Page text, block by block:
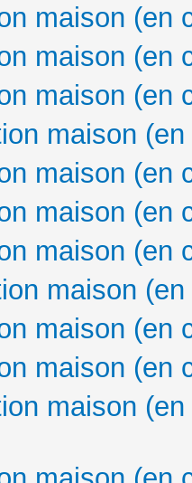
maison (en
maison (en
maison (en
maison
maison (en
maison (en
maison (en
maison
maison (en
maison (en
maison